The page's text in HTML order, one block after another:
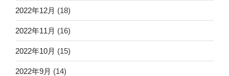
2022年12月 (18)
2022年11月 (16)
2022年10月 (15)
2022年9月 (14)